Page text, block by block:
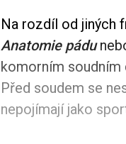
Na rozdíl od jiných
Anatomie pádu
komorním soudním
Před soudem se
nepojímají jako